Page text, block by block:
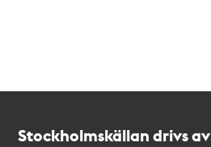
Stockholmskällan drivs av